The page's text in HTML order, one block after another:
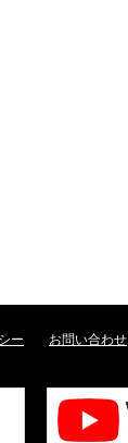
ー お問い合わせ